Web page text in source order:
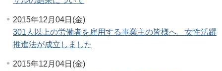
2015年12月04日(金)
301人以上の労働者を雇用する事業主の皆様へ 女性活躍
推進法が成立しました
2015年12月04日(金)